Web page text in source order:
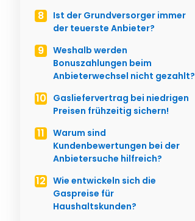
Ist der Grundversorger immer
der teuerste Anbieter?
Weshalb werden
Bonuszahlungen beim
Anbieterwechsel nicht gezahlt?
Gasliefervertrag bei niedrigen
Preisen frühzeitig sichern!
Warum sind
Kundenbewertungen bei der
Anbietersuche hilfreich?
Wie entwickeln sich die
Gaspreise für
Haushaltskunden?